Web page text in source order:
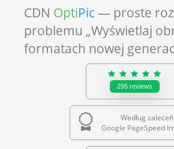
CDN OptiPic — proste
problemu „Wyświetlaj
formatach nowej
295 reviews
Według zaleceń
Google PageSpeed